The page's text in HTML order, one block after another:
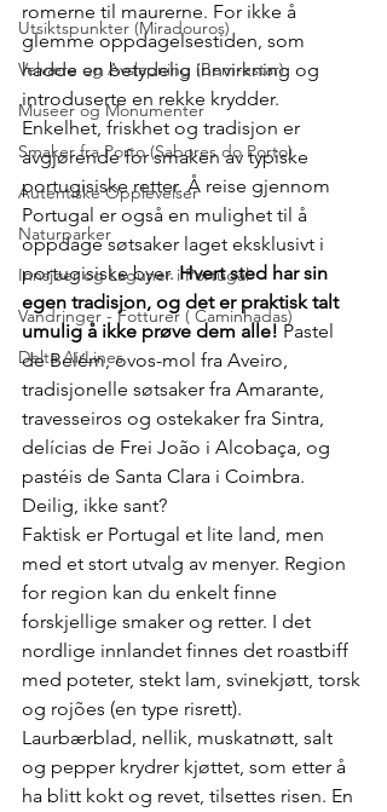
Utsiktspunkter (Miradouros)
Velvære og Avslapning (Bem-estar)
Museer og Monumenter
Smaker fra Porto (Sabores do Porto)
Autentiske Opplevelser
Naturparker
Innsjøer og Laguner i Portugal
Vandringer - Fotturer ( Caminhadas)
Delta AirLines
romerne til maurerne. For ikke å
glemme oppdagelsestiden, som
hadde en betydelig innvirkning og
introduserte en rekke krydder.
Enkelhet, friskhet og tradisjon er
avgjørende for smaken av typiske
portugisiske retter. Å reise gjennom
Portugal er også en mulighet til å
oppdage søtsaker laget eksklusivt i
portugisiske byer. Hvert sted har sin
egen tradisjon, og det er praktisk talt
umulig å ikke prøve dem alle! Pastel
de Belém, ovos-mol fra Aveiro,
tradisjonelle søtsaker fra Amarante,
travesseiros og ostekaker fra Sintra,
delícias de Frei João i Alcobaça, og
pastéis de Santa Clara i Coimbra.
Deilig, ikke sant?
Faktisk er Portugal et lite land, men
med et stort utvalg av menyer. Region
for region kan du enkelt finne
forskjellige smaker og retter. I det
nordlige innlandet finnes det roastbiff
med poteter, stekt lam, svinekjøtt, torsk
og rojões (en type risrett).
Laurbærblad, nellik, muskatnøtt, salt
og pepper krydrer kjøttet, som etter å
ha blitt kokt og revet, tilsettes risen. En